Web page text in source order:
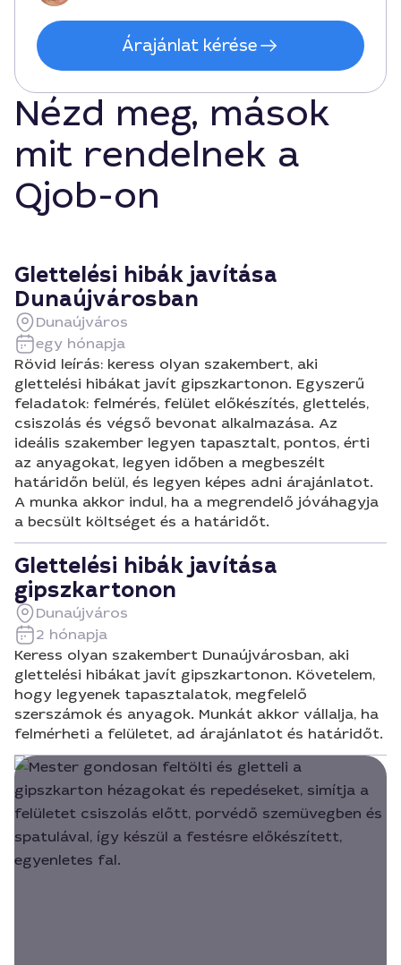
Árajánlat kérése
Nézd meg, mások
mit rendelnek a
Qjob-on
Glettelési hibák javítása
Dunaújvárosban
Dunaújváros
egy hónapja
Rövid leírás: keress olyan szakembert, aki
glettelési hibákat javít gipszkartonon. Egyszerű
feladatok: felmérés, felület előkészítés, glettelés,
csiszolás és végső bevonat alkalmazása. Az
ideális szakember legyen tapasztalt, pontos, érti
az anyagokat, legyen időben a megbeszélt
határidőn belül, és legyen képes adni árajánlatot.
A munka akkor indul, ha a megrendelő jóváhagyja
a becsült költséget és a határidőt.
Glettelési hibák javítása
gipszkartonon
Dunaújváros
2 hónapja
Keress olyan szakembert Dunaújvárosban, aki
glettelési hibákat javít gipszkartonon. Követelem,
hogy legyenek tapasztalatok, megfelelő
szerszámok és anyagok. Munkát akkor vállalja, ha
felmérheti a felületet, ad árajánlatot és határidőt.